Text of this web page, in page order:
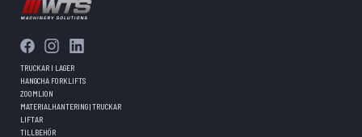
TRUCKAR I LAGER
HANGCHA FORKLIFTS
ZOOMLION
MATERIALHANTERING | TRUCKAR
LIFTAR
TILLBEHÖR